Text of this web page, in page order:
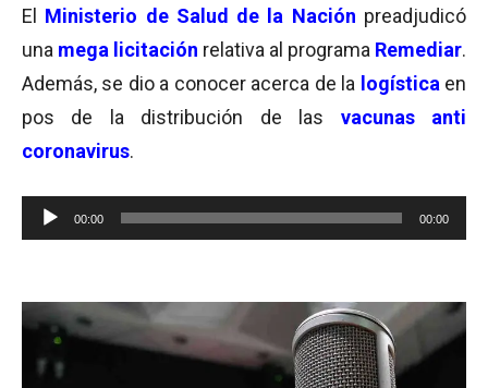
El Ministerio de Salud de la Nación preadjudicó
una mega licitación relativa al programa Remediar.
Además, se dio a conocer acerca de la logística en
pos de la distribución de las vacunas anti
coronavirus.
Reproductor
de
00:00 00:00